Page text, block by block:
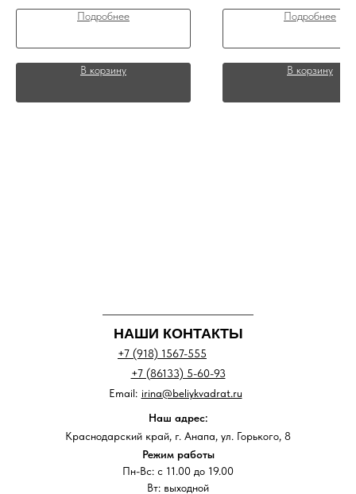
Подробнее
В корзину
Подробнее
В корзину
НАШИ КОНТАКТЫ
+7 (918) 1567-555
+7 (86133) 5-60-93
Наш адрес:
Краснодарский край, г. Анапа, ул. Горького, 8
Режим работы
Пн-Вс: с 11.00 до 19.00
Вт: выходной
irina@beliykvadrat.ru
Email: